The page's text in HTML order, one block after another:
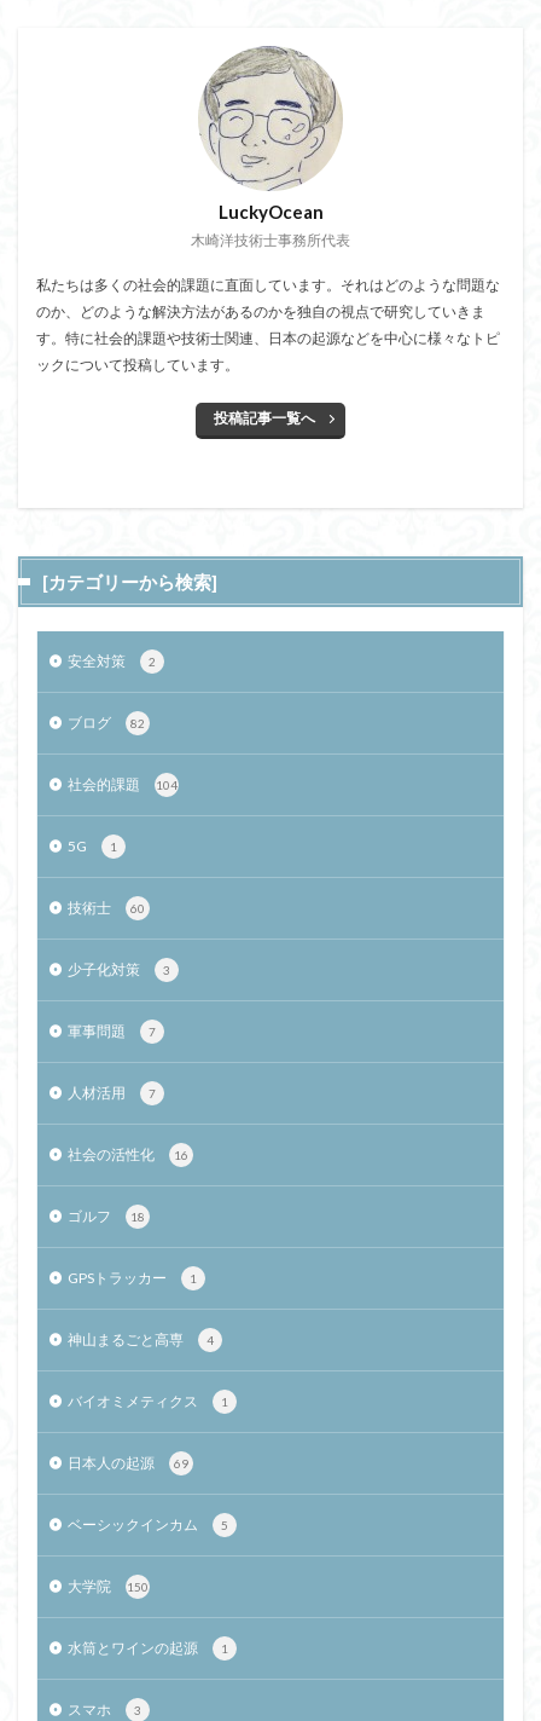
LuckyOcean
木崎洋技術士事務所代表
私たちは多くの社会的課題に直面しています。それはどのような問題な
のか、どのような解決方法があるのかを独自の視点で研究していきま
す。特に社会的課題や技術士関連、日本の起源などを中心に様々なトピ
ックについて投稿しています。
投稿記事一覧へ
[カテゴリーから検索]
安全対策 2
ブログ 82
社会的課題 104
5G 1
技術士 60
少子化対策 3
軍事問題 7
人材活用 7
社会の活性化 16
ゴルフ 18
GPSトラッカー 1
神山まるごと高専 4
バイオミメティクス 1
日本人の起源 69
ベーシックインカム 5
大学院 150
水筒とワインの起源 1
スマホ 3